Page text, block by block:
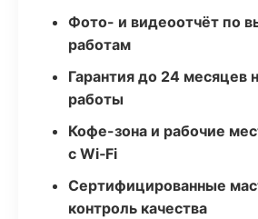
Фото- и видеоотчёт по
работам
Гарантия до 24 месяцев
работы
Кофе-зона и рабочие
с Wi‑Fi
Сертифицированные
контроль качества